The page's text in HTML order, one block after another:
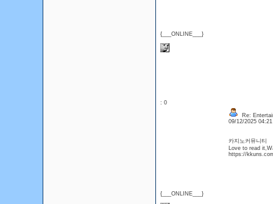
{___ONLINE___}
: 0
{___ONLINE___}
Re:
09/12/2025
카지노커뮤니티
Love to read
https://